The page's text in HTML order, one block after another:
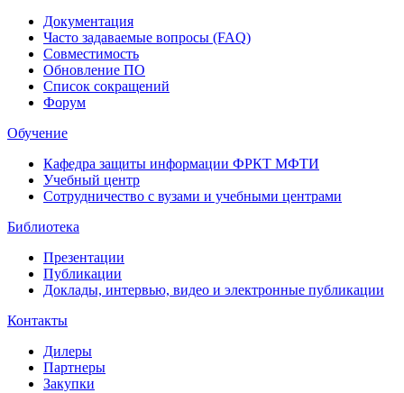
Документация
Часто задаваемые вопросы (FAQ)
Совместимость
Обновление ПО
Список сокращений
Форум
Обучение
Кафедра защиты информации ФРКТ МФТИ
Учебный центр
Сотрудничество с вузами и учебными центрами
Библиотека
Презентации
Публикации
Доклады, интервью, видео и электронные публикации
Контакты
Дилеры
Партнеры
Закупки